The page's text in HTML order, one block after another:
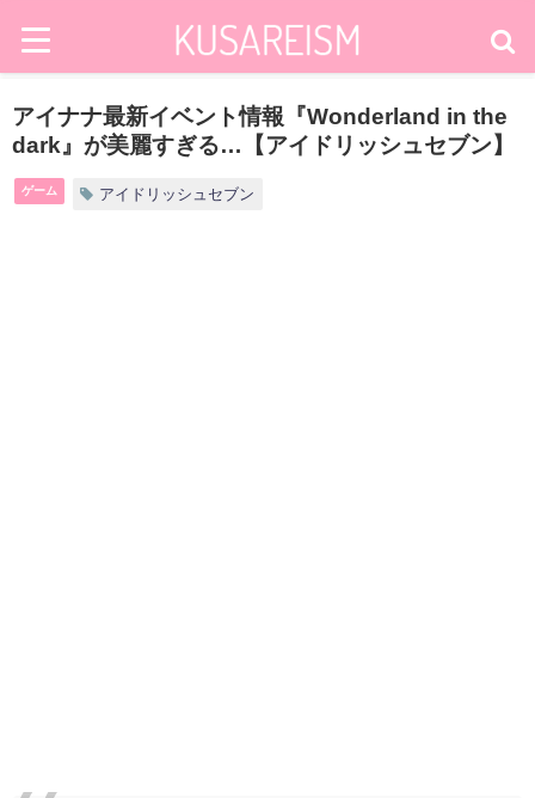
アイナナ最新イベント情報『Wonderland in the
dark』が美麗すぎる…【アイドリッシュセブン】
ゲーム アイドリッシュセブン